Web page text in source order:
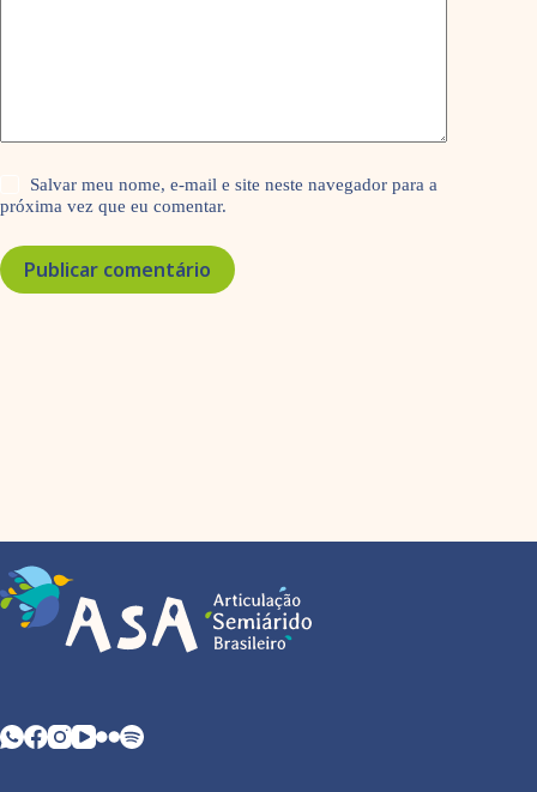
Salvar meu nome, e-mail e site neste navegador para a
próxima vez que eu comentar.
Publicar comentário